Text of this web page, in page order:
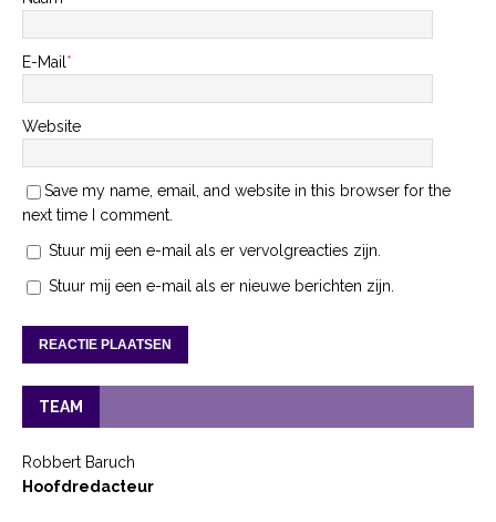
E-Mail *
Website
Save my name, email, and website in this browser for the
next time I comment.
Stuur mij een e-mail als er vervolgreacties zijn.
Stuur mij een e-mail als er nieuwe berichten zijn.
TEAM
Robbert Baruch
Hoofdredacteur